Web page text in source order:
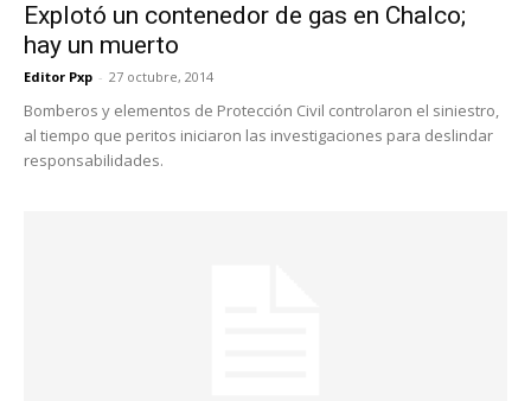
Explotó un contenedor de gas en Chalco;
hay un muerto
Editor Pxp - 27 octubre, 2014
Bomberos y elementos de Protección Civil controlaron el siniestro,
al tiempo que peritos iniciaron las investigaciones para deslindar
responsabilidades.